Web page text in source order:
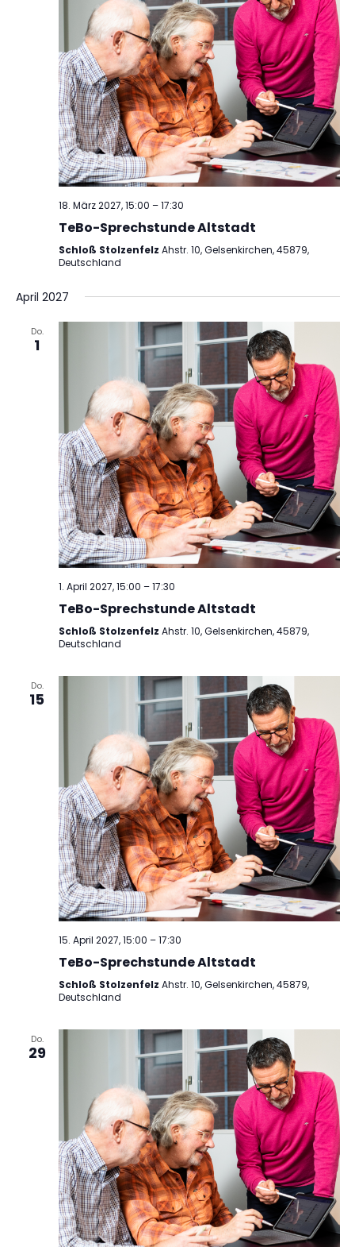
18. März 2027, 15:00 –17:30
TeBo-Sprechstunde Altstadt
Schloß Stolzenfelz Ahstr. 10, Gelsenkirchen, 45879,
Deutschland
April 2027
Do.
1
1. April 2027, 15:00 –17:30
TeBo-Sprechstunde Altstadt
Schloß Stolzenfelz Ahstr. 10, Gelsenkirchen, 45879,
Deutschland
Do.
15
15. April 2027, 15:00 –17:30
TeBo-Sprechstunde Altstadt
Schloß Stolzenfelz Ahstr. 10, Gelsenkirchen, 45879,
Deutschland
Do.
29